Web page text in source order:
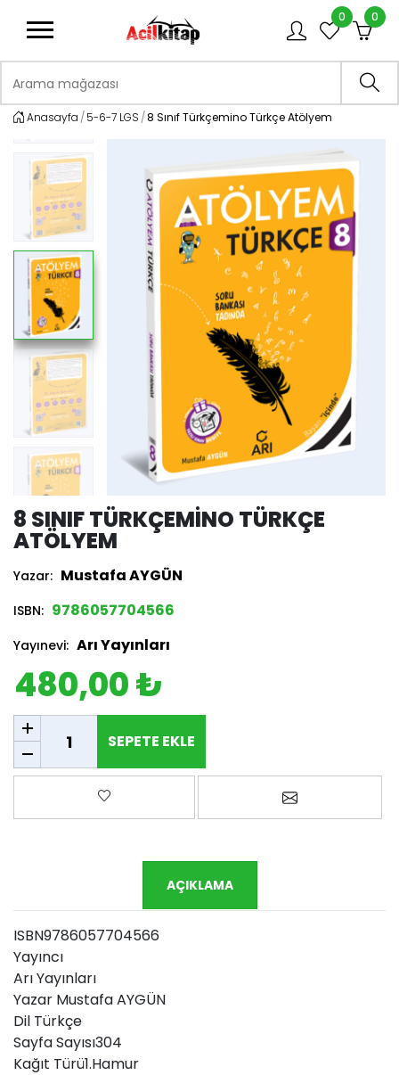
0 0
Anasayfa 5-6-7 LGS 8 Sınıf Türkçemino Türkçe Atölyem
8 SINIF TÜRKÇEMINO TÜRKÇE
ATÖLYEM
Yazar: Mustafa AYGÜN
ISBN: 9786057704566
Yayınevi: Arı Yayınları
480,00 ₺
SEPETE EKLE
SEPETE EKLE
Favorilere ekle Arkadaşına
AÇIKLAMA
ISBN9786057704566
Yayıncı
Arı Yayınları
Yazar Mustafa AYGÜN
Dil Türkçe
Sayfa Sayısı304
Kağıt Türü1.Hamur